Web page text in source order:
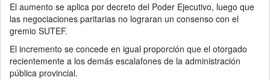
El aumento se aplica por decreto del Poder Ejecutivo, luego que
las negociaciones paritarias no lograran un consenso con el
gremio SUTEF.
El incremento se concede en igual proporción que el otorgado
recientemente a los demás escalafones de la administración
pública provincial.